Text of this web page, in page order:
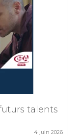
talents
4 juin 2026